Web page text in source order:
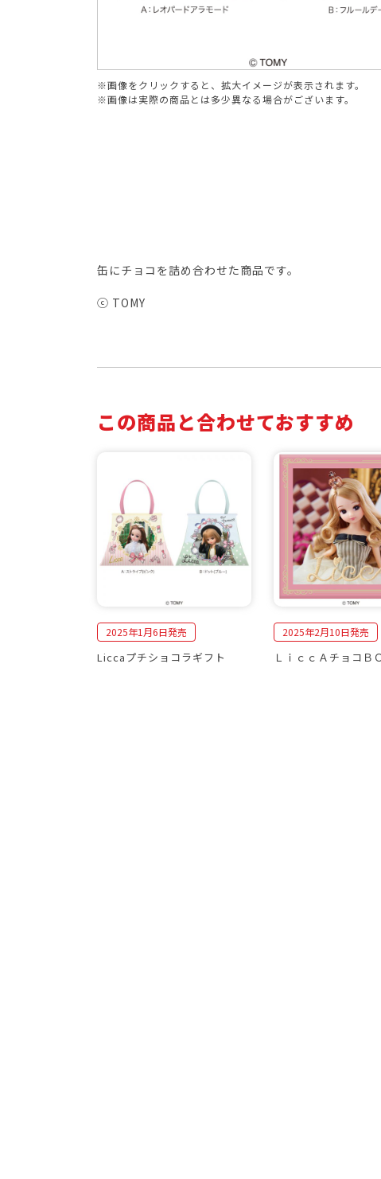
※画像をクリックすると、拡大イメージが表示されます。
※画像は実際の商品とは多少異なる場合がございます。
缶にチョコを詰め合わせた商品です。
ⓒ TOMY
この商品と合わせておすすめ
2025年1月6日発売
Liccaプチショコラギフト
2025年2月10日発売
ＬｉｃｃＡチョコＢ